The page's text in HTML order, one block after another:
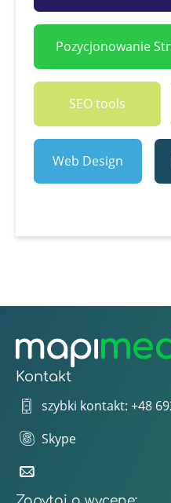
Pozycjonowanie
SEO tools
Web Design
Kontakt
szybki kontakt: +48
Skype